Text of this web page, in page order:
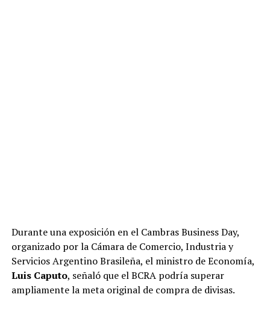
Durante una exposición en el Cambras Business Day,
organizado por la Cámara de Comercio, Industria y
Servicios Argentino Brasileña, el ministro de Economía,
Luis Caputo, señaló que el BCRA podría superar
ampliamente la meta original de compra de divisas.